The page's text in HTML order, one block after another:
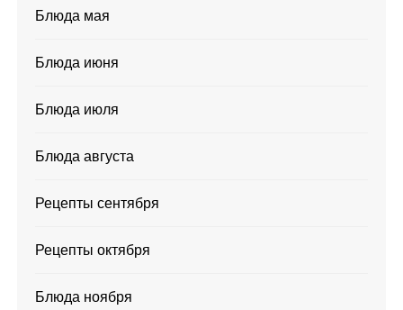
Блюда мая
Блюда июня
Блюда июля
Блюда августа
Рецепты сентября
Рецепты октября
Блюда ноября